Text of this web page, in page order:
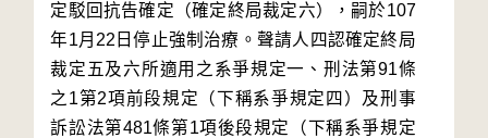
定駁回抗告確定（確定終局裁定六），嗣於107
年1月22日停止強制治療。聲請人四認確定終局
裁定五及六所適用之系爭規定一、刑法第91條
之1第2項前段規定（下稱系爭規定四）及刑事
訴訟法第481條第1項後段規定（下稱系爭規定